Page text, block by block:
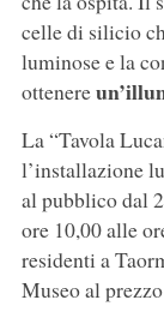
celle di silicio
luminose e la
ottenere
La “Tavola
l’installazione
al pubblico dal
ore 10,00 alle
residenti a
Museo al